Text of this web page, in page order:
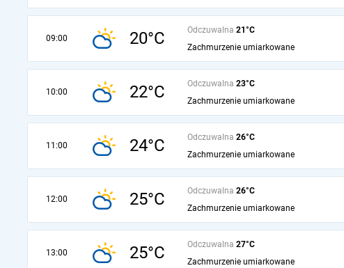
09:00 20°C Odczuwalna 21°C
Zachmurzenie umiarkowane
10:00 22°C Odczuwalna 23°C
Zachmurzenie umiarkowane
11:00 24°C Odczuwalna 26°C
Zachmurzenie umiarkowane
12:00 25°C Odczuwalna 26°C
Zachmurzenie umiarkowane
13:00 25°C Odczuwalna 27°C
Zachmurzenie umiarkowane